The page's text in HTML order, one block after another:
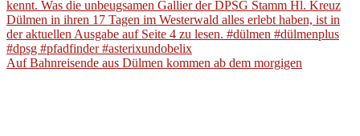
Auf Bahnreisende aus Dülmen kommen ab dem morgigen